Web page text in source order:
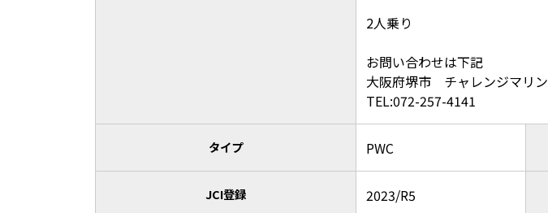
2人乗り
お問い合わせは下記
大阪府堺市 チャレンジマリン
TEL:072-257-4141
タイプ PWC
JCI登録 2023/R5